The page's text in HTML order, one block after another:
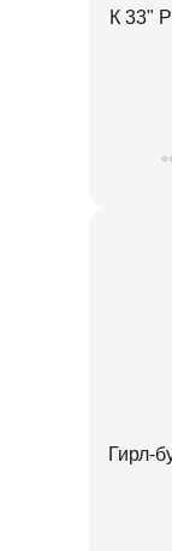
К 33"
Гирл-